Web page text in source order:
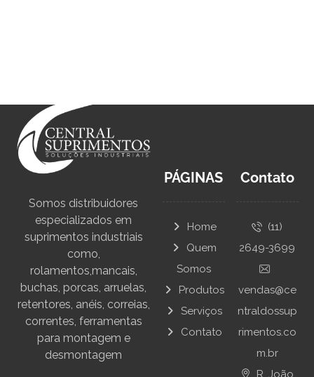
Somos distribuidores
especializados em
suprimentos industriais
como,
rolamentos,mancais,
buchas, porcas, arruelas,
retentores, anéis, correias,
correntes, ferramentas
para montagem e
desmontagem
PÁGINAS
Home
Quem
Somos
Produtos
Serviços
Contato
Contato
(11)
2649-3699
vendas@ce
ntraldossup
rimentos.co
m.br
R. João